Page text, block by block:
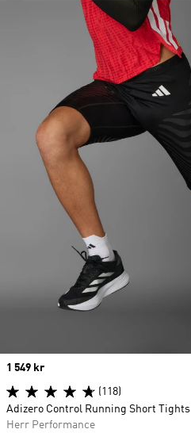
Price
1 549 kr
(118)
Adizero Control Running Short Tights
Herr Performance